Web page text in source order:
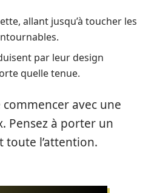
allant jusqu’à toucher les
par leur design
quelle tenue.
avec une
Pensez à porter un
toute l’attention.